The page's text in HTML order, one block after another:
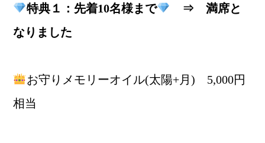
特典１：先着10名様まで
⇒ 満席と
なりました
お守りメモリーオイル(太陽+月) 5,000円
相当